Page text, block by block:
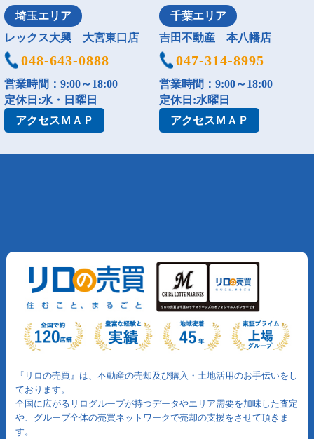
埼玉エリア
レックス大興 大宮東口店
048-643-0888
営業時間：9:00～18:00
定休日:水・日曜日
アクセスＭＡＰ
千葉エリア
吉田不動産 本八幡店
047-314-8995
営業時間：9:00～18:00
定休日:水曜日
アクセスＭＡＰ
『リロの売買』は、不動産の売却及び購入・土地活用のお手伝いをし
ております。
全国に広がるリログループが持つデータやエリア需要を加味した査定
や、グループ全体の売買ネットワークで売却の支援をさせて頂きま
す。